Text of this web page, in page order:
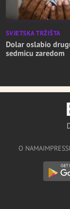
SVJETSKA TRŽIŠTA
Dolar oslabio
sedmicu zaredom
O NAMA